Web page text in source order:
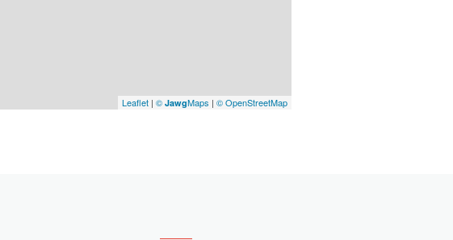
Leaflet| © JawgMaps | © OpenStreetMap